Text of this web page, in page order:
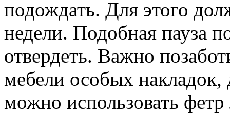
подождать. Для этого
недели. Подобная пауза
отвердеть. Важно
мебели особых накладок,
можно использовать